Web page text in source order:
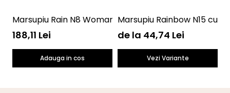
Marsupiu Rain N8 Womar Zaffiro AN-NN-08
188,11 Lei
Adauga in cos
Marsupiu Rainbow N15 cu
de la 44,74 Lei
Vezi Variante